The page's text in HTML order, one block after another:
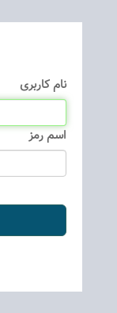
نام كاربری
اسم رمز